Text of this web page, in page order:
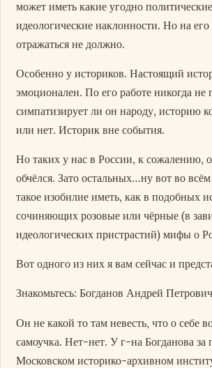
может иметь какие угодно
идеологические наклонности. Но на его
отражаться не должно.
Особенно у историков. Настоящий
эмоционален. По его работе никогда
симпатизирует ли он народу, историю
или нет. Историк вне события.
Но таких у нас в России, к сожалению,
обчёлся. Зато остальных…ну вот во
такое изобилие иметь, как в подобных
сочиняющих розовые или чёрные (в
идеологических пристрастий) мифы о
Вот одного из них я вам сейчас и
Знакомьтесь: Богданов Андрей
Он не какой то там невесть, что о себе
самоучка. Нет-нет. У г-на Богданова за
Московском историко-архивном